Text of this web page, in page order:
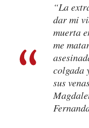
“La
dar mi
muerta
me
colgada
sus